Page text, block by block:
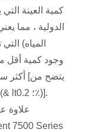
كمية العينة التي
الدولية ، مما
المياه)
وجود كمية أقل
أكثر
علاوة